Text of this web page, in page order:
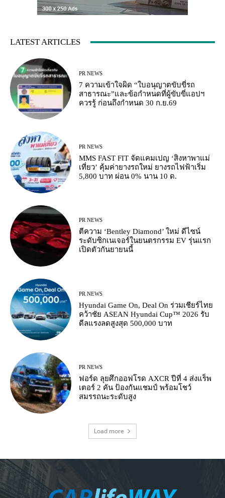
LATEST ARTICLES
PR NEWS
7 ความเข้าใจผิด “ใบอนุญาตขับขี่รถ
สาธารณะ”และข้อกำหนดที่ผู้ขับขี่แอปฯ
ควรรู้ ก่อนถึงกำหนด 30 ก.ย.69
PR NEWS
MMS FAST FIT จัดแคมเปญ ‘สิงหาพาแม่
เที่ยว’ คุ้มค่ายางรถใหม่ ยางรถไฟฟ้าเริ่ม
5,800 บาท ผ่อน 0% นาน 10 ด.
PR NEWS
ตีความ ‘Bentley Diamond’ ใหม่ ดีไซน์
ระดับซิกเนเจอร์ในยนตรกรรม EV รุ่นแรก
เปิดตัวกันยายนนี้
PR NEWS
Hyundai Game On, Deal On ร่วมเชียร์ไทย
คว้าชัย ASEAN Hyundai Cup™ 2026 รับ
ดีลแรงลดสูงสุด 500,000 บาท
PR NEWS
ฟอร์ด ลุยศึกออฟโรด AXCR ปีที่ 4 ส่งแร็พ
เตอร์ 2 คัน ป้องกันแชมป์ พร้อมโชว์
สมรรถนะระดับสูง
Load more